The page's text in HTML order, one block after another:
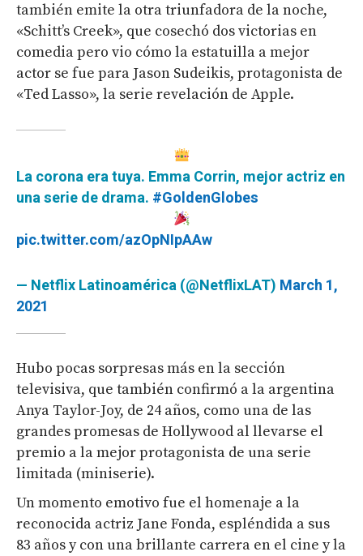
también emite la otra triunfadora de la noche,
«Schitt’s Creek», que cosechó dos victorias en
comedia pero vio cómo la estatuilla a mejor
actor se fue para Jason Sudeikis, protagonista de
«Ted Lasso», la serie revelación de Apple.
La corona era tuya. Emma Corrin, mejor actriz en
una serie de drama. #GoldenGlobes
pic.twitter.com/azOpNIpAAw
— Netflix Latinoamérica (@NetflixLAT) March 1,
2021
Hubo pocas sorpresas más en la sección
televisiva, que también confirmó a la argentina
Anya Taylor-Joy, de 24 años, como una de las
grandes promesas de Hollywood al llevarse el
premio a la mejor protagonista de una serie
limitada (miniserie).
Un momento emotivo fue el homenaje a la
reconocida actriz Jane Fonda, espléndida a sus
83 años y con una brillante carrera en el cine y la